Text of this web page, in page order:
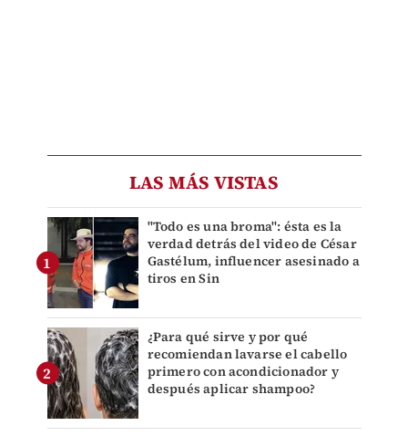
LAS MÁS VISTAS
"Todo es una broma": ésta es la
verdad detrás del video de César
Gastélum, influencer asesinado a
tiros en Sin
¿Para qué sirve y por qué
recomiendan lavarse el cabello
primero con acondicionador y
después aplicar shampoo?